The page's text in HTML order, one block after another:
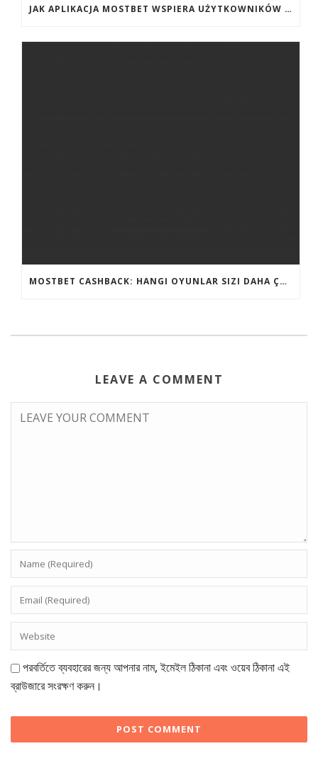
JAK APLIKACJA MOSTBET WSPIERA UŻYTKOWNIKÓW ANDROIDA?
MOSTBET CASHBACK: HANGI OYUNLAR SIZI DAHA ÇOX QAZANA BILƏR?
LEAVE A COMMENT
পরবর্তিতে ব্যবহারের জন্য আপনার নাম, ইমেইল ঠিকানা এবং ওয়েব ঠিকানা এই
ব্রাউজারে সংরক্ষণ করুন।